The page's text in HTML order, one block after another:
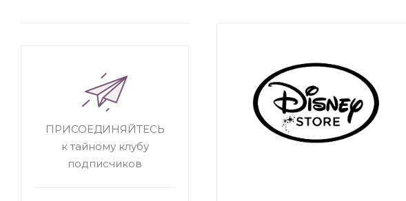
ПРИСОЕДИНЯЙТЕСЬ
к тайному клубу
подписчиков